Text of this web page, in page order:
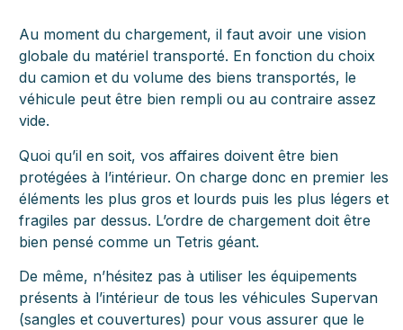
Au moment du chargement, il faut avoir une vision
globale du matériel transporté. En fonction du choix
du camion et du volume des biens transportés, le
véhicule peut être bien rempli ou au contraire assez
vide.
Quoi qu’il en soit, vos affaires doivent être bien
protégées à l’intérieur. On charge donc en premier les
éléments les plus gros et lourds puis les plus légers et
fragiles par dessus. L’ordre de chargement doit être
bien pensé comme un Tetris géant.
De même, n’hésitez pas à utiliser les équipements
présents à l’intérieur de tous les véhicules Supervan
(sangles et couvertures) pour vous assurer que le